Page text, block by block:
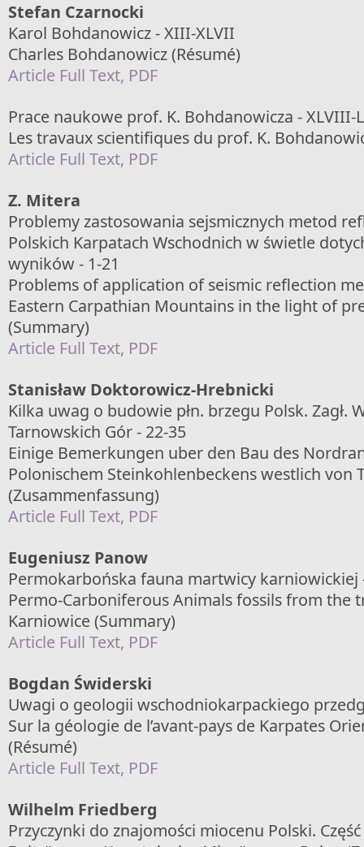
Stefan Czarnocki
Karol Bohdanowicz - XIII-XLVII
Charles Bohdanowicz (Résumé)
Article Full Text, PDF
Prace naukowe prof. K. Bohdanowicza - XLVIII-
Les travaux scientifiques du prof. K.
Article Full Text, PDF
Z. Mitera
Problemy zastosowania sejsmicznych metod
Polskich Karpatach Wschodnich w świetle
wyników - 1-21
Problems of application of seismic reflection
Eastern Carpathian Mountains in the light of
(Summary)
Article Full Text, PDF
Stanisław Doktorowicz-Hrebnicki
Kilka uwag o budowie płn. brzegu Polsk. Zagł.
Tarnowskich Gór - 22-35
Einige Bemerkungen uber den Bau des
Polonischem Steinkohlenbeckens westlich von
(Zusammenfassung)
Article Full Text, PDF
Eugeniusz Panow
Permokarbońska fauna martwicy karniowickiej
Permo-Carboniferous Animals fossils from the
Karniowice (Summary)
Article Full Text, PDF
Bogdan Świderski
Uwagi o geologii wschodniokarpackiego
Sur la géologie de l’avant-pays de Karpates
(Résumé)
Article Full Text, PDF
Wilhelm Friedberg
Przyczynki do znajomości miocenu Polski.